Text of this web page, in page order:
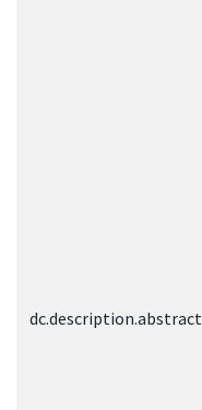
dc.description.abstract